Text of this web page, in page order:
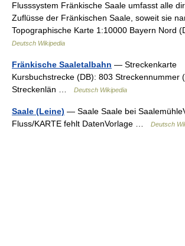
Flusssystem Fränkische Saale umfasst alle
Zuflüsse der Fränkischen Saale, soweit sie
Topographische Karte 1:10000 Bayern Nord
Deutsch Wikipedia
Fränkische Saaletalbahn — Streckenkarte
Kursbuchstrecke (DB): 803 Streckennummer
Streckenlän …
Deutsch Wikipedia
Saale (Leine) — Saale Saale bei
Fluss/KARTE fehlt DatenVorlage …
Deutsch